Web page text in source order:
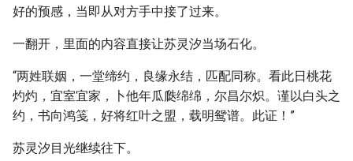
好的预感，当即从对方手中接了过来。
一翻开，里面的内容直接让苏灵汐当场石化。
“两姓联姻，一堂缔约，良缘永结，匹配同称。看此日桃花
灼灼，宜室宜家，卜他年瓜瓞绵绵，尔昌尔炽。谨以白头之
约，书向鸿笺，好将红叶之盟，载明鸳谱。此证！”
苏灵汐目光继续往下。